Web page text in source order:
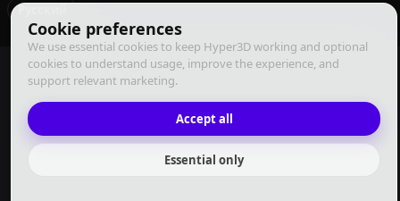
Cookie preferences
We use essential cookies to keep Hyper3D working and optional
cookies to understand usage, improve the experience, and
support relevant marketing.
Accept all
Essential only
Русский